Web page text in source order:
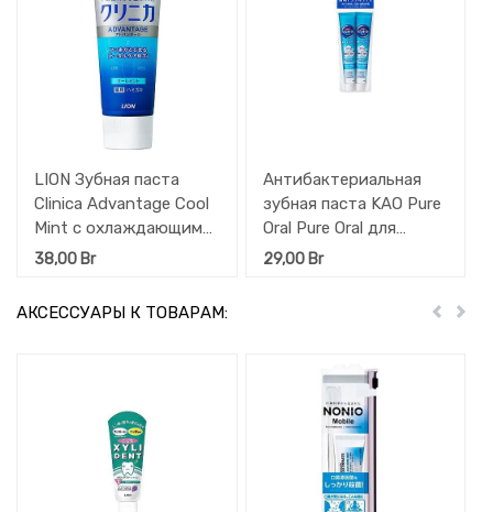
LION Зубная паста
Clinica Advantage Cool
Mint с охлаждающим
ароматом мяты,
38,00 Br
Антибактериальная
зубная паста KAO Pure
Oral Pure Oral для
профилактики кариеса
29,00Br
АКСЕССУАРЫ К ТОВАРАМ: Пред